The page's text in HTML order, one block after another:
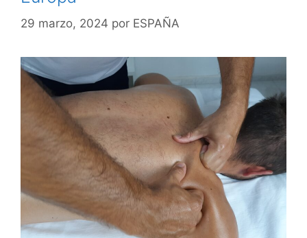
29 marzo, 2024 por ESPAÑA